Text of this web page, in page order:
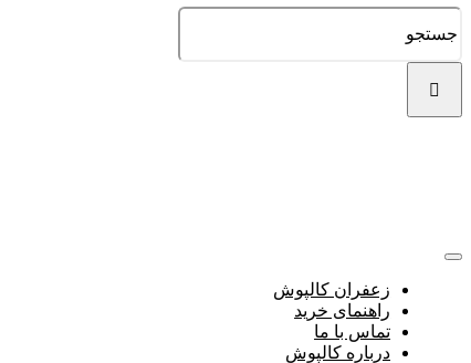
جستجو
برای:
Toggle
زعفران کالپوش
راهنمای خرید
تماس با ما
درباره کالپوش